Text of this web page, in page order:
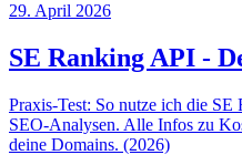
29. April 2026
SE Ranking API -
Praxis-Test: So nutze ich die
SEO-Analysen. Alle Infos zu
deine Domains. (2026)